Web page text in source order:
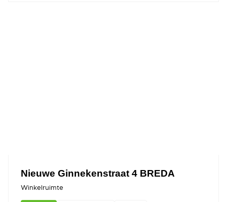
Nieuwe Ginnekenstraat 4 BREDA
Winkelruimte